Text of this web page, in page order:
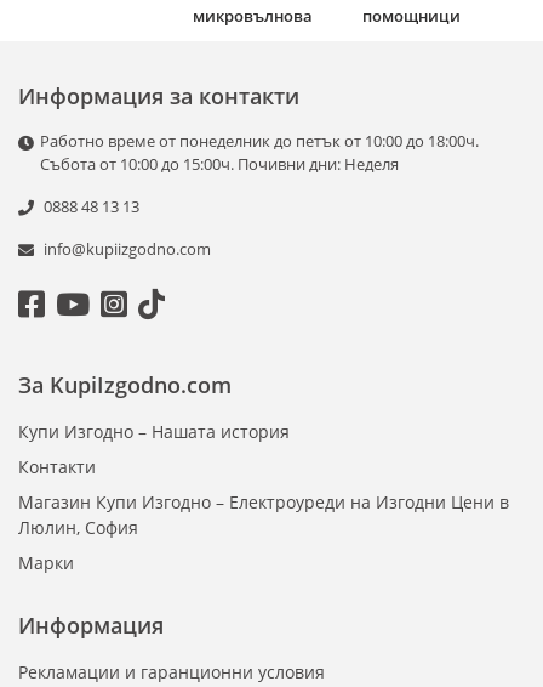
микровълнова
помощници
Информация за контакти
Работно време от понеделник до петък от 10:00 до 18:00ч.
Събота от 10:00 до 15:00ч. Почивни дни: Неделя
0888 48 13 13
info@kupiizgodno.com
Информация
Рекламации и гаранционни условия
За KupiIzgodno.com
Купи Изгодно – Нашата история
Контакти
Магазин Купи Изгодно – Електроуреди на Изгодни Цени в
Люлин, София
Марки